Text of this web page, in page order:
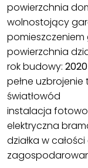
powierzchnia
wolnostojący
powierzchnia
rok budowy: 2020
pełne
światłowód
instalacja
elektryczna
działka w